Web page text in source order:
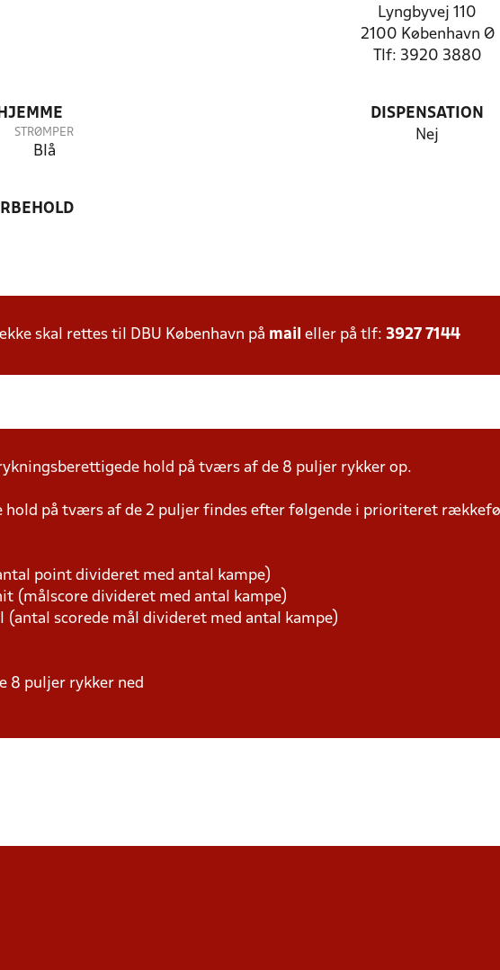
Lyngbyvej 110
2100 København Ø
Tlf: 3920 3880
STRØMPER
Blå
DISPENSATION
Nej
skal rettes til DBU København på mail eller på tlf: 3927 7144
hold på tværs af de 8 puljer rykker op.
hold på tværs af de 2 puljer findes efter følgende i prioriteret
point divideret med antal kampe)
(målscore divideret med antal kampe)
(antal scorede mål divideret med antal kampe)
8 puljer rykker ned